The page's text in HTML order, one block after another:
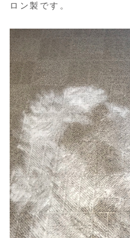
ロン製です。